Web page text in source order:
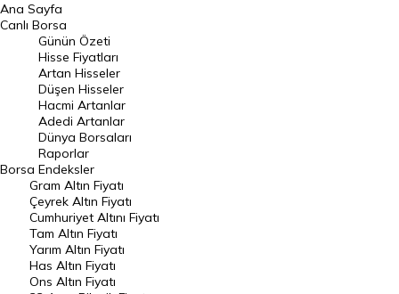
BIST 100 Hisseleri
En Çok Artan Hisseler
En Çok Düşen Hisseler
Hacmi Artanlar
Geçmiş Kapanışlar
Dünya Borsaları
Raporlar
Endeksler
DÖVİZ
Döviz Kuru
Ana Sayfa
Canlı Borsa
Borsa
Günün Özeti
Hisse Fiyatları
Artan Hisseler
Düşen Hisseler
Hacmi Artanlar
Adedi Artanlar
Dünya Borsaları
Raporlar
Endeksler
Gram Altın Fiyatı
Çeyrek Altın Fiyatı
Cumhuriyet Altını Fiyatı
Tam Altın Fiyatı
Yarım Altın Fiyatı
Has Altın Fiyatı
Ons Altın Fiyatı